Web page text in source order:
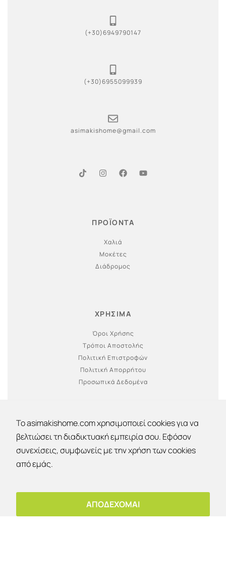
(+30)6949790147
(+30)6955099939
asimakishome@gmail.com
ΠΡΟΪΟΝΤΑ
Χαλιά
Μοκέτες
Διάδρομος
ΧΡΗΣΙΜΑ
Όροι Χρήσης
Τρόποι Αποστολής
Πολιτική Επιστροφών
Πολιτική Απορρήτου
Προσωπικά Δεδομένα
To asimakishome.com χρησιμοποιεί cookies για να
βελτιώσει τη διαδικτυακή εμπειρία σου. Εφόσον
συνεχίσεις, συμφωνείς με την χρήση των cookies
από εμάς.
ΑΠΟΔΕΧΟΜΑΙ
OK